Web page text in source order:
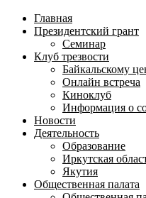
меню
Главная
Президентский грант
Семинар
Клуб трезвости
Байкальскому
Онлайн встреча
Киноклуб
Информация о
Новости
Деятельность
Образование
Иркутская
Якутия
Общественная палата